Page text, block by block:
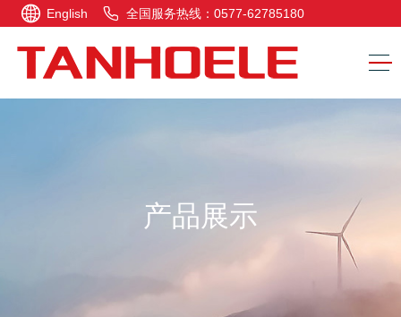
English 全国服务热线：0577-62785180
产品展示